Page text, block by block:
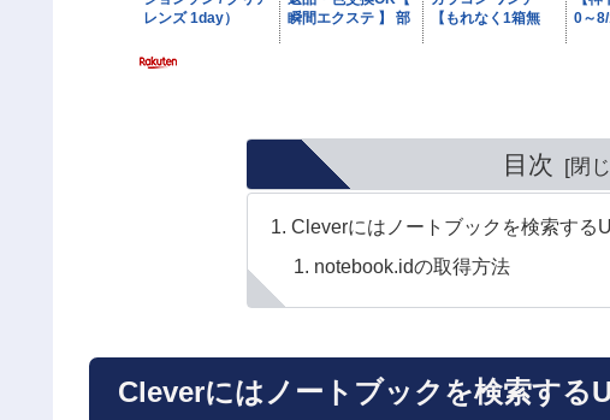
目次
Cleverにはノートブックを検索する
notebook.idの取得方法
Cleverにはノートブックを検索する